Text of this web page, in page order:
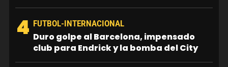
4 FUTBOL-INTERNACIONAL
Duro golpe al Barcelona, impensado
club para Endrick y la bomba del City